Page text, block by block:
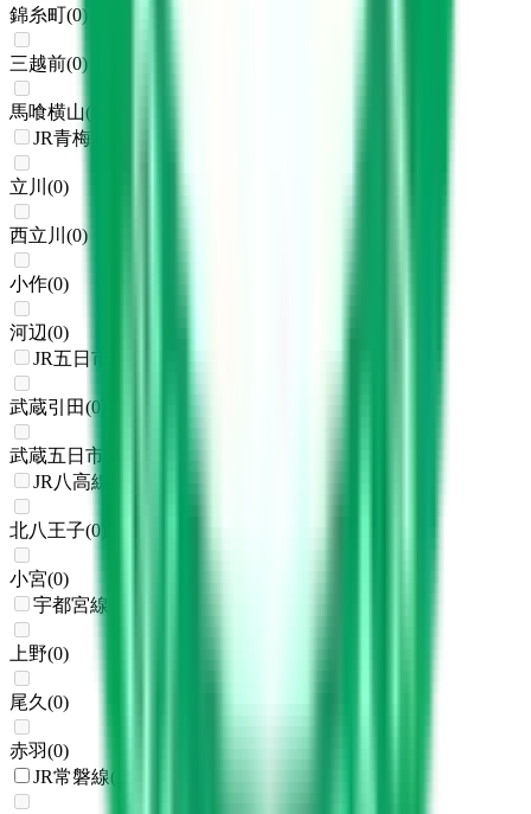
錦糸町(0)
三越前(0)
馬喰横山(
JR青梅線
立川 (0)
西立川 (0)
小作(0)
河辺(0)
JR五日市線
武蔵引田(0
武蔵五日市
JR八高線(八王子～高麗川)
北八王子(0
小宮(0)
宇都宮線
上野(0)
尾久 (0)
赤羽(0)
JR常磐線(上野～取手)